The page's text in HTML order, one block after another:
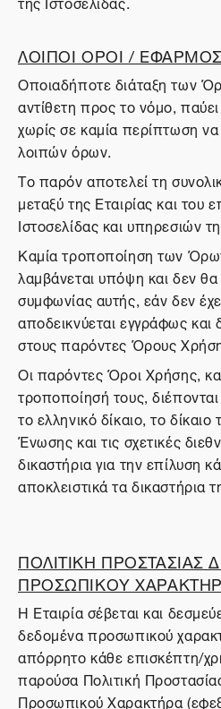
ΛΟΙΠΟΙ ΟΡΟΙ /
Οποιαδήποτε διάταξη των
αντίθετη προς το νόμο,
χωρίς σε καμία περίπτωση να
λοιπών όρων.
Το παρόν αποτελεί τη
μεταξύ της Εταιρίας και του
Ιστοσελίδας και υπηρεσιών
Καμία τροποποίηση των
λαμβάνεται υπόψη και δεν
συμφωνίας αυτής, εάν δεν
αποδεικνύεται εγγράφως και
στους παρόντες Όρους
Οι παρόντες Όροι Χρήσης,
τροποποίησή τους,
το ελληνικό δίκαιο, το
Ένωσης και τις σχετικές
δικαστήρια για την επίλυση
αποκλειστικά τα δικαστήρια
ΠΟΛΙΤΙΚΗ
ΠΡΟΣΩΠΙΚΟΥ
Η Εταιρία σέβεται και
δεδομένα προσωπικού
απόρρητο κάθε επισκέπτη/
παρούσα Πολιτική
Προσωπικού Χαρακτήρα